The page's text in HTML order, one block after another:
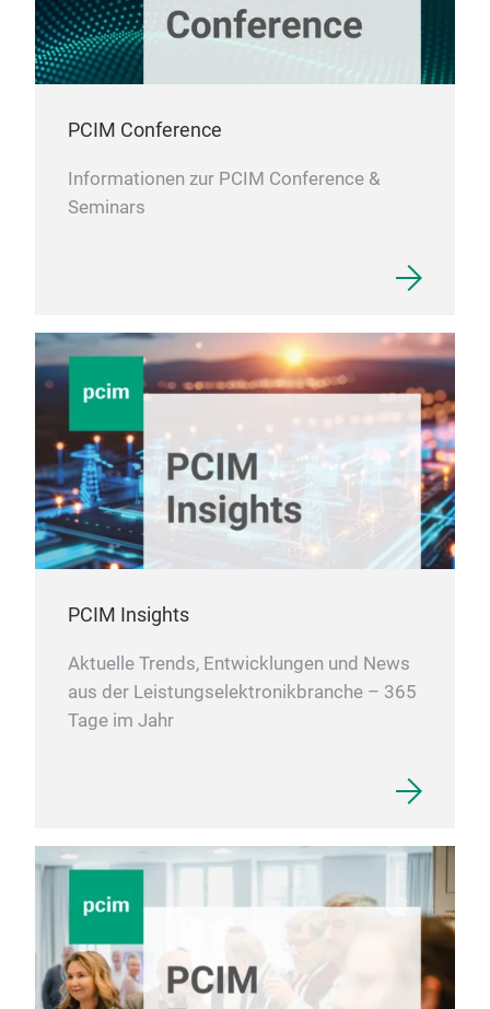
PCIM Conference
Informationen zur PCIM Conference &
Seminars
PCIM Insights
Aktuelle Trends, Entwicklungen und News
aus der Leistungselektronikbranche – 365
Tage im Jahr